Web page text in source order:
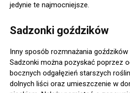
jedynie te najmocniejsze.
Sadzonki goździków
Inny sposób rozmnażania
Sadzonki można pozyskać poprzez
bocznych odgałęzień starszych
dolnych liści oraz umieszczenie w